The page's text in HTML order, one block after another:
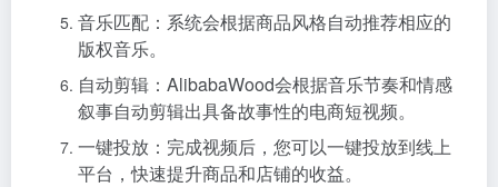
音乐匹配：系统会根据商品风格自动推荐相应的
版权音乐。
自动剪辑：AlibabaWood会根据音乐节奏和情感
叙事自动剪辑出具备故事性的电商短视频。
一键投放：完成视频后，您可以一键投放到线上
平台，快速提升商品和店铺的收益。